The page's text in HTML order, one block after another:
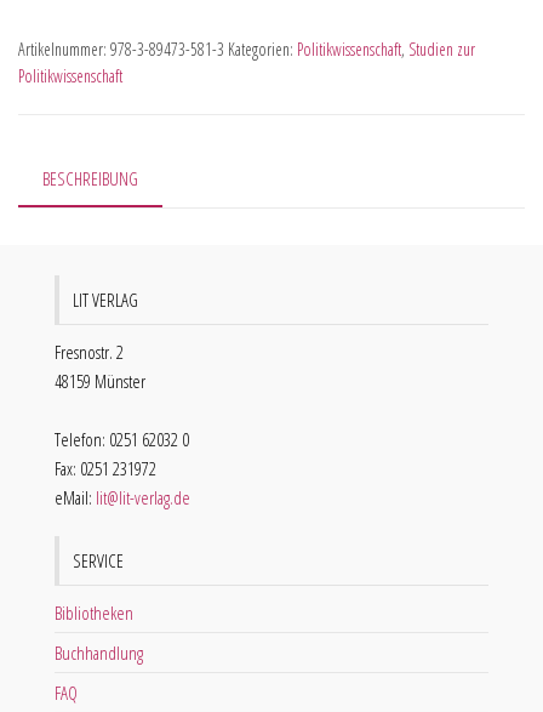
Artikelnummer: 978-3-89473-581-3 Kategorien: Politikwissenschaft, Studien zur
Politikwissenschaft
BESCHREIBUNG
LIT VERLAG
Fresnostr. 2
48159 Münster
Telefon: 0251 62032 0
Fax: 0251 231972
eMail: lit@lit-verlag.de
SERVICE
Bibliotheken
Buchhandlung
FAQ